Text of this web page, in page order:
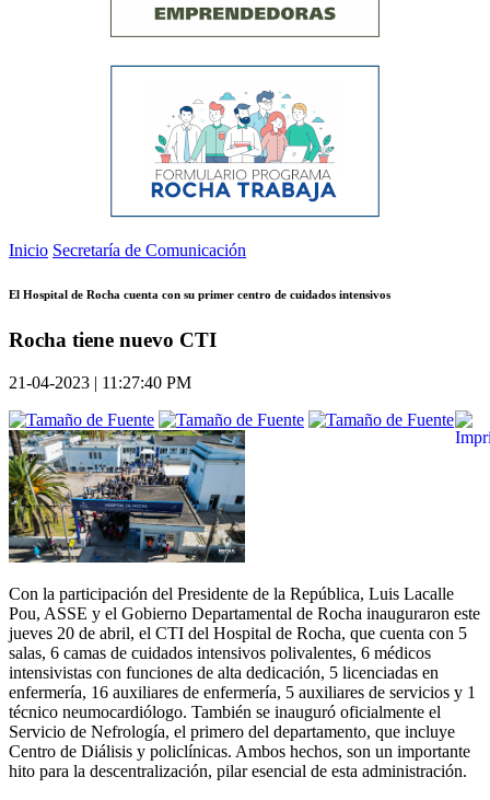
Inicio Secretaría de Comunicación
El Hospital de Rocha cuenta con su primer centro de cuidados intensivos
Rocha tiene nuevo CTI
21-04-2023 | 11:27:40 PM
Con la participación del Presidente de la República, Luis Lacalle
Pou, ASSE y el Gobierno Departamental de Rocha inauguraron este
jueves 20 de abril, el CTI del Hospital de Rocha, que cuenta con 5
salas, 6 camas de cuidados intensivos polivalentes, 6 médicos
intensivistas con funciones de alta dedicación, 5 licenciadas en
enfermería, 16 auxiliares de enfermería, 5 auxiliares de servicios y 1
técnico neumocardiólogo. También se inauguró oficialmente el
Servicio de Nefrología, el primero del departamento, que incluye
Centro de Diálisis y policlínicas. Ambos hechos, son un importante
hito para la descentralización, pilar esencial de esta administración.